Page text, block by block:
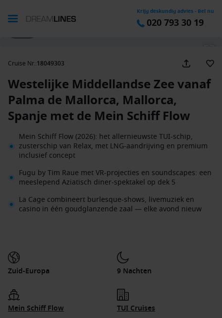
Krijg deskundig advies - Bel nu
020 793 30 19
Cruise Nr.:18049303
Westelijke Middellandse Zee vanaf
Palma de Mallorca, Mallorca,
Spanje met de Mein Schiff Flow
Mein Schiff Flow (2026): het allernieuwste TUI-schip,
zusterschip van Relax, met LNG-aandrijving en premium
inclusief concept
Fugu by Tim Raue met VR-projecties en soundscapes: een
meeslepend Aziatisch diner-spektakel op dek 5
La Cage combineert burlesque-shows, livemuziek en
casino in één goudglanzende zaal — elke avond nieuw
Zuid-Europa 9 Nachten
Mein Schiff Flow TUI Cruises